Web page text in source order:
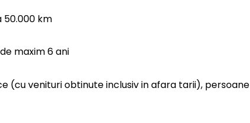
50.000 km
maxim 6 ani
venituri obtinute inclusiv in afara tarii), persoane